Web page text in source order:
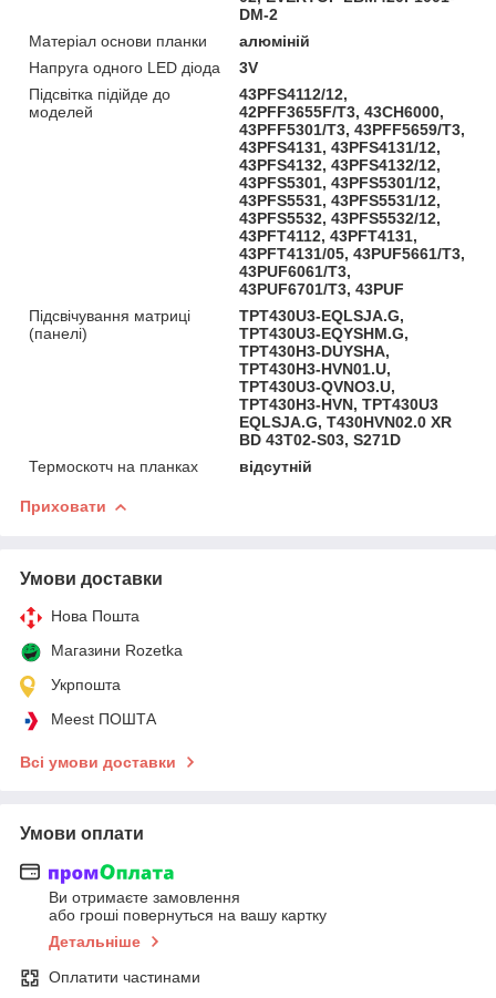
DM-2
Матеріал основи планки
алюміній
Напруга одного LED діода
3V
Підсвітка підійде до
моделей
43PFS4112/12,
42PFF3655F/T3, 43CH6000,
43PFF5301/T3, 43PFF5659/T3,
43PFS4131, 43PFS4131/12,
43PFS4132, 43PFS4132/12,
43PFS5301, 43PFS5301/12,
43PFS5531, 43PFS5531/12,
43PFS5532, 43PFS5532/12,
43PFT4112, 43PFT4131,
43PFT4131/05, 43PUF5661/T3,
43PUF6061/T3,
43PUF6701/T3, 43PUF
Підсвічування матриці
(панелі)
TPT430U3-EQLSJA.G,
TPT430U3-EQYSHM.G,
TPT430H3-DUYSHA,
TPT430H3-HVN01.U,
TPT430U3-QVNO3.U,
TPT430H3-HVN, TPT430U3
EQLSJA.G, T430HVN02.0 XR
BD 43T02-S03, S271D
Термоскотч на планках
відсутній
Приховати
Умови доставки
Нова Пошта
Магазини Rozetka
Укрпошта
Meest ПОШТА
Всі умови доставки
Умови оплати
Ви отримаєте замовлення
або гроші повернуться на вашу картку
Детальніше
Оплатити частинами